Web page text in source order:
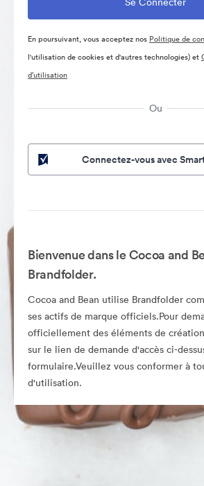
En poursuivant, vous acceptez nos Politique de
l'utilisation de cookies et d'autres technologies) et
d’utilisation
Ou
Connectez-vous avec
Bienvenue dans le Cocoa and
Brandfolder.
Cocoa and Bean utilise Brandfolder
ses actifs de marque officiels.Pour
officiellement des éléments de
sur le lien de demande d'accès ci-
formulaire.Veuillez vous conformer à
d'utilisation.